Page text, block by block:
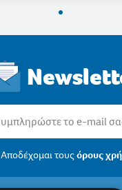
Αποδέχομαι τουςόρους